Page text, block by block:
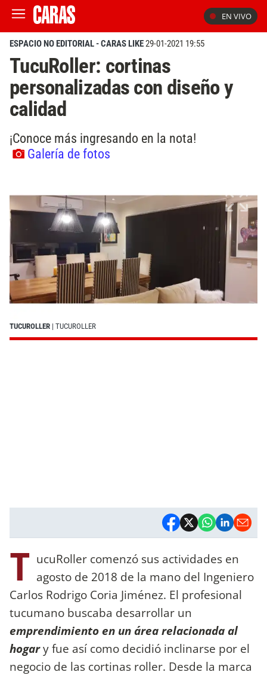
EN VIVO
ESPACIO NO EDITORIAL - CARAS LIKE29-01-2021 19:55
TucuRoller: cortinas
personalizadas con diseño y
calidad
¡Conoce más ingresando en la nota!
Galería de fotos
TUCUROLLER | TUCUROLLER
T ucuRoller comenzó sus actividades en
agosto de 2018 de la mano del Ingeniero
Carlos Rodrigo Coria Jiménez. El profesional
tucumano buscaba desarrollar un
emprendimiento en un área relacionada al
hogary fue así como decidió inclinarse por el
negocio de las cortinas roller. Desde la marca